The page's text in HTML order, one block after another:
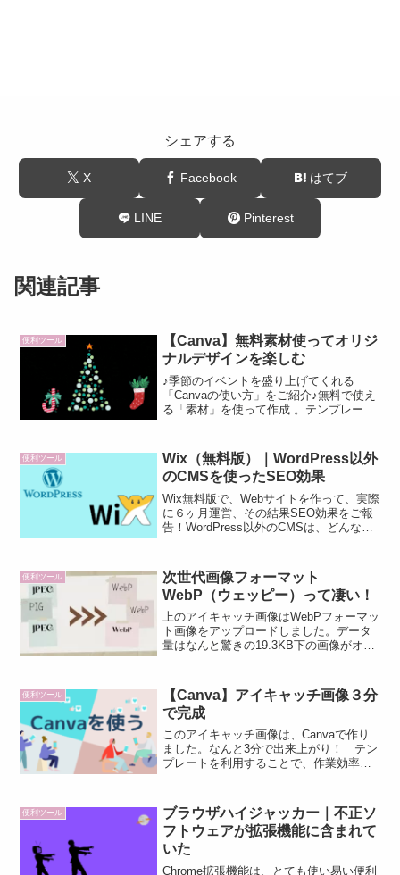
シェアする
X Facebook はてブ
LINE Pinterest
関連記事
便利ツール
【Canva】無料素材使ってオリジ
ナルデザインを楽しむ
♪季節のイベントを盛り上げてくれる
「Canvaの使い方」をご紹介♪無料で使え
る「素材」を使って作成.。テンプレート
便利ツール
Wix（無料版）｜WordPress以外
のCMSを使ったSEO効果
Wix無料版で、Webサイトを作って、実際
に６ヶ月運営、その結果SEO効果をご報
告！WordPress以外のCMSは、どんな感
CMS「Wix」でWebサイトを作成する機
会を頂いた。少ない労力で、ビックリす
るほどおしゃれなサイトが完成しまし
た。
便利ツール
次世代画像フォーマット
WebP（ウェッピー）って凄い！
上のアイキャッチ画像はWebPフォーマッ
ト画像をアップロードしました。データ
量はなんと驚きの19.3KB下の画像がオリ
して、WebPフォーマット画像がほとん...
便利ツール
【Canva】アイキャッチ画像３分
で完成
このアイキャッチ画像は、Canvaで作り
ました。なんと3分で出来上がり！ テン
プレートを利用することで、作業効率
解を使ってわかりやすく解説します。
便利ツール
ブラウザハイジャッカー｜不正ソ
フトウェアが拡張機能に含まれて
いた
Chrome拡張機能は、とても使い易い便利